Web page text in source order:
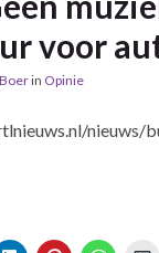
voor
in Opinie
nieuws/